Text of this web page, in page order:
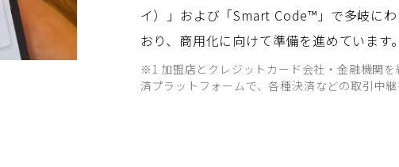
イ）」および「Smart Code™」で多岐に
おり、商用化に向けて準備を進めています。
※1 加盟店とクレジットカード会社・金融機関
済プラットフォームで、各種決済などの取引中